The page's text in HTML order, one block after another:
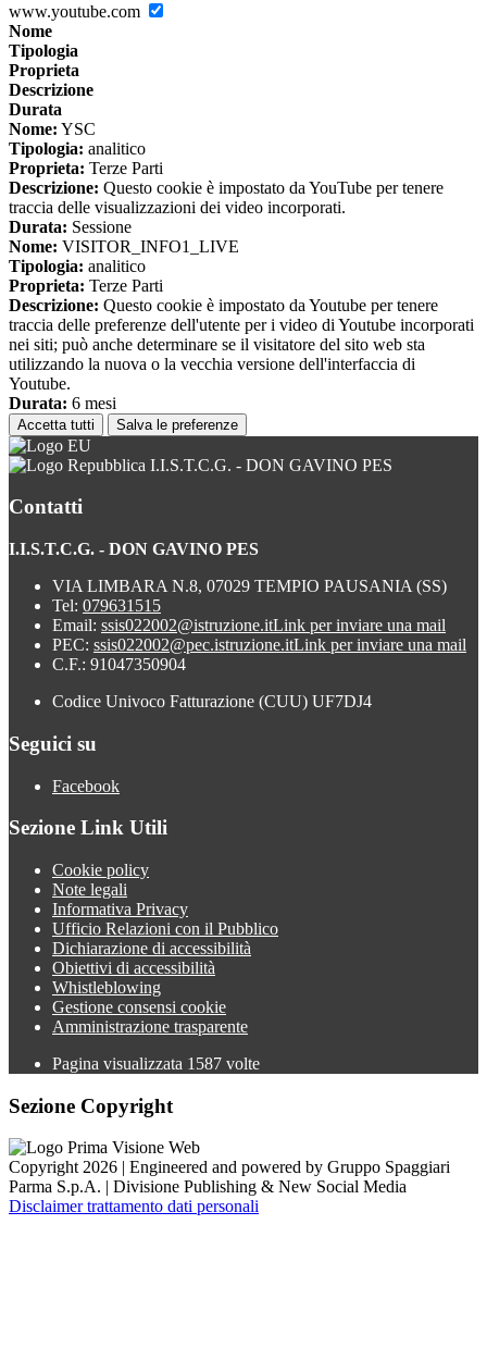
www.youtube.com
Nome
Tipologia
Proprieta
Descrizione
Durata
Nome: YSC
Tipologia: analitico
Proprieta: Terze Parti
Descrizione: Questo cookie è impostato da YouTube per tenere
traccia delle visualizzazioni dei video incorporati.
Durata: Sessione
Nome: VISITOR_INFO1_LIVE
Tipologia: analitico
Proprieta: Terze Parti
Descrizione: Questo cookie è impostato da Youtube per tenere
traccia delle preferenze dell'utente per i video di Youtube incorporati
nei siti; può anche determinare se il visitatore del sito web sta
utilizzando la nuova o la vecchia versione dell'interfaccia di
Youtube.
Durata: 6 mesi
Accetta tutti Salva le preferenze
I.I.S.T.C.G. - DON GAVINO PES
Contatti
I.I.S.T.C.G. - DON GAVINO PES
VIA LIMBARA N.8, 07029 TEMPIO PAUSANIA (SS)
Tel: 079631515
Email: ssis022002@istruzione.itLink per inviare una mail
PEC: ssis022002@pec.istruzione.itLink per inviare una mail
C.F.: 91047350904
Codice Univoco Fatturazione (CUU) UF7DJ4
Seguici su
Facebook
Sezione Link Utili
Cookie policy
Note legali
Informativa Privacy
Ufficio Relazioni con il Pubblico
Dichiarazione di accessibilità
Obiettivi di accessibilità
Whistleblowing
Gestione consensi cookie
Amministrazione trasparente
Pagina visualizzata 1587 volte
Sezione Copyright
Copyright 2026 | Engineered and powered by Gruppo Spaggiari
Parma S.p.A. | Divisione Publishing & New Social Media
Disclaimer trattamento dati personali